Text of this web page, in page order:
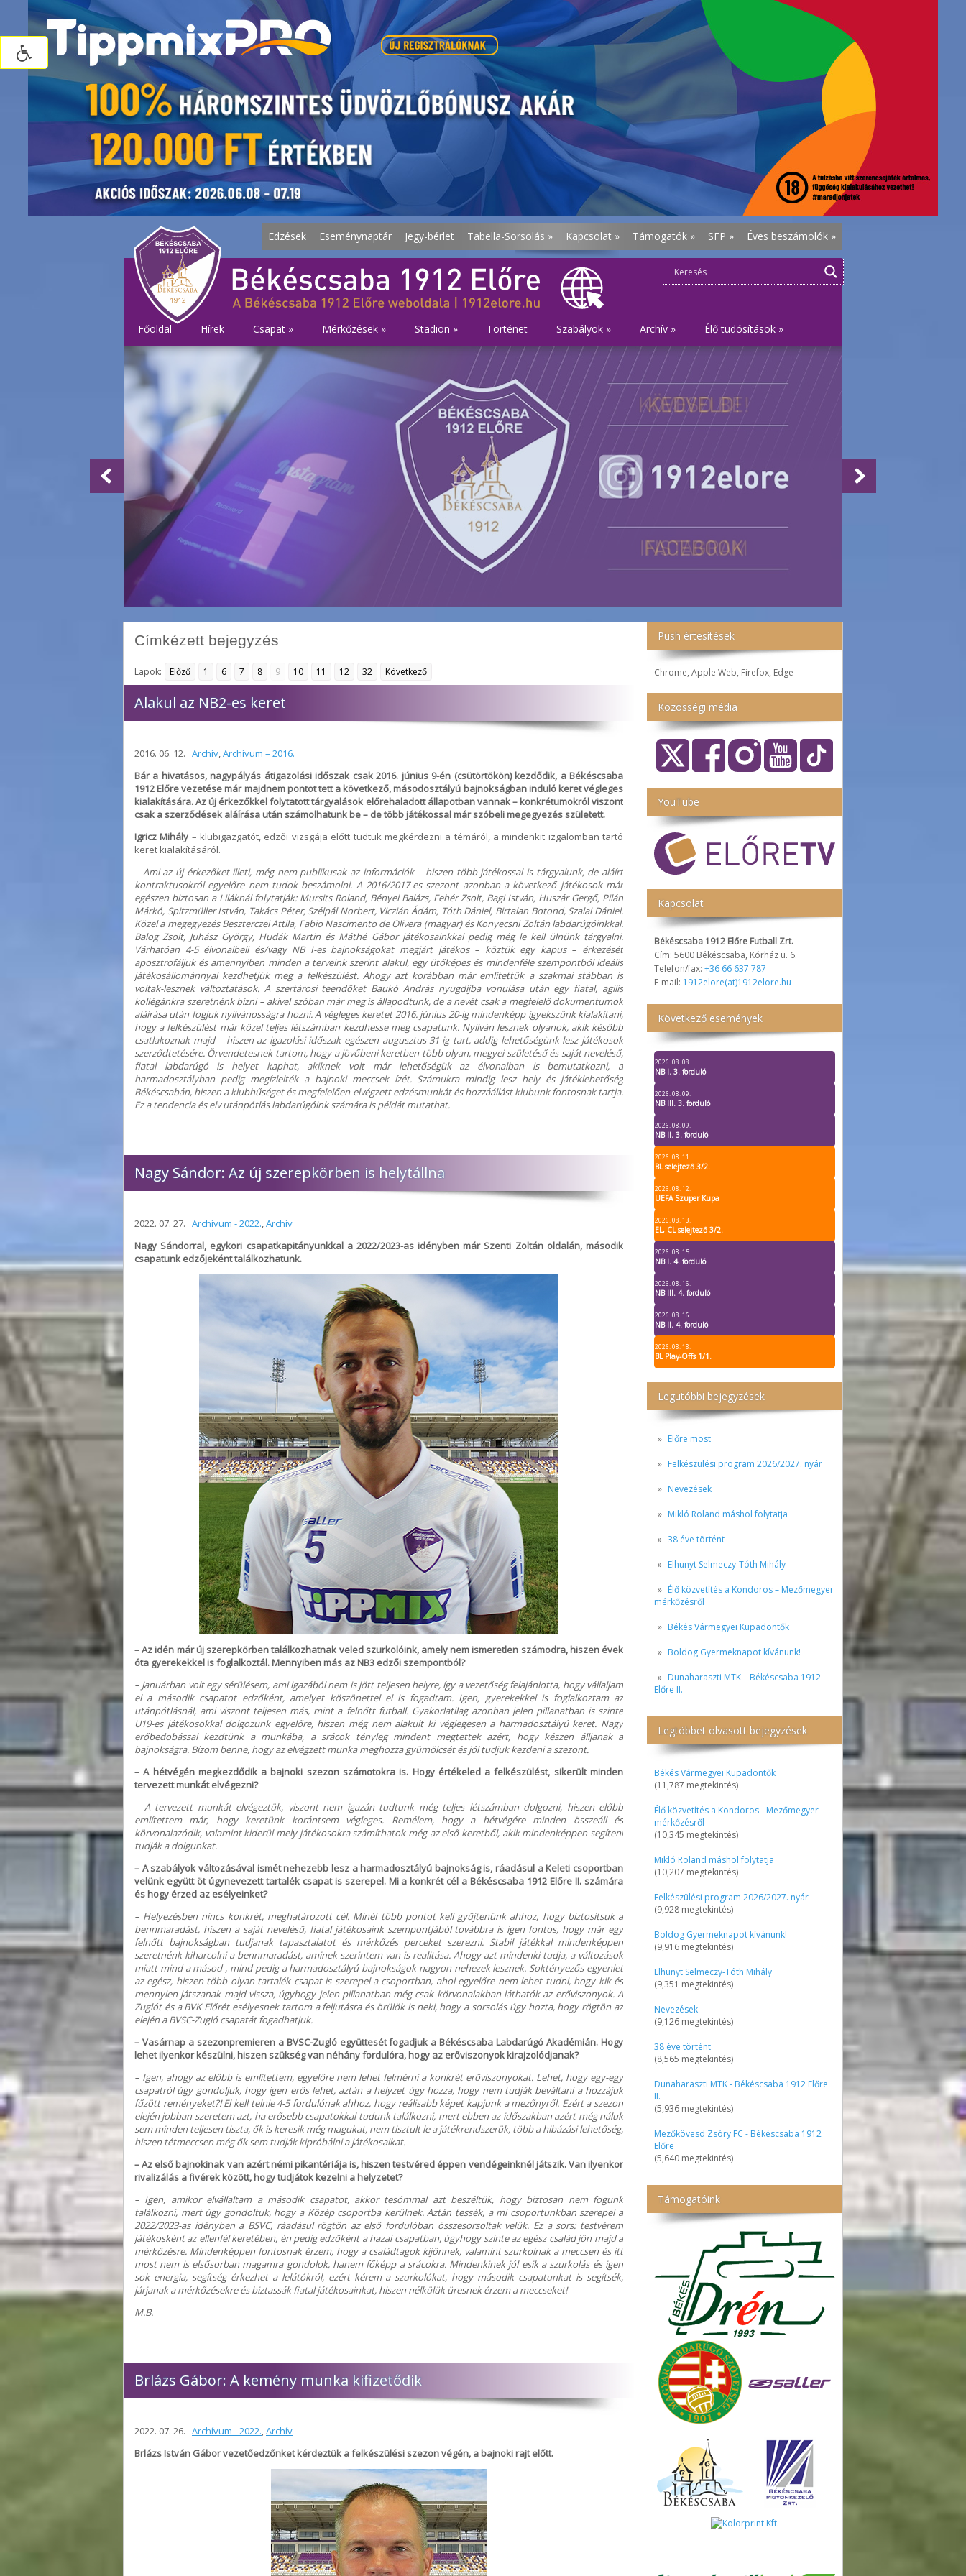
Edzések Eseménynaptár Jegy-bérlet Tabella-Sorsolás » Kapcsolat » Támogatók » SFP » Éves beszámolók »
Főoldal Hírek Csapat » Mérkőzések » Stadion » Történet Szabályok » Archív » Élő tudósítások »
Push értesítések
Chrome, Apple Web, Firefox, Edge
Közösségi média
YouTube
Kapcsolat
Békéscsaba 1912 Előre Futball Zrt.
Cím: 5600 Békéscsaba, Kórház u. 6.
Telefon/fax: +36 66 637 787
E-mail: 1912elore(at)1912elore.hu
Következő események
2026. 08. 08.
NB I. 3. forduló
2026. 08. 09.
NB III. 3. forduló
2026. 08. 09.
NB II. 3. forduló
2026. 08. 11.
BL selejtező 3/2.
2026. 08. 12.
UEFA Szuper Kupa
2026. 08. 13.
EL, CL selejtező 3/2.
2026. 08. 15.
NB I. 4. forduló
2026. 08. 16.
NB III. 4. forduló
2026. 08. 16.
NB II. 4. forduló
2026. 08. 18.
BL Play-Offs 1/1.
Legutóbbi bejegyzések
Előre most
Felkészülési program 2026/2027. nyár
Nevezések
Mikló Roland máshol folytatja
38 éve történt
Elhunyt Selmeczy-Tóth Mihály
Élő közvetítés a Kondoros – Mezőmegyer
mérkőzésről
Békés Vármegyei Kupadöntők
Boldog Gyermeknapot kívánunk!
Dunaharaszti MTK – Békéscsaba 1912
Előre II.
Legtöbbet olvasott bejegyzések
Békés Vármegyei Kupadöntők
(11,787 megtekintés)
Élő közvetítés a Kondoros - Mezőmegyer
mérkőzésről
(10,345 megtekintés)
Mikló Roland máshol folytatja
(10,207 megtekintés)
Felkészülési program 2026/2027. nyár
(9,928 megtekintés)
Boldog Gyermeknapot kívánunk!
(9,916 megtekintés)
Elhunyt Selmeczy-Tóth Mihály
(9,351 megtekintés)
Nevezések
(9,126 megtekintés)
38 éve történt
(8,565 megtekintés)
Dunaharaszti MTK - Békéscsaba 1912 Előre
II.
(5,936 megtekintés)
Mezőkövesd Zsóry FC - Békéscsaba 1912
Előre
(5,640 megtekintés)
Támogatóink
Címkézett bejegyzés
Lapok: Előző 1 6 7 8 9 10 11 12 32 Következő
Alakul az NB2-es keret
2016. 06. 12. Archív,Archívum – 2016.
Bár a hivatásos, nagypályás átigazolási időszak csak 2016. június 9-én (csütörtökön) kezdődik, a Békéscsaba
1912 Előre vezetése már majdnem pontot tett a következő, másodosztályú bajnokságban induló keret végleges
kialakítására. Az új érkezőkkel folytatott tárgyalások előrehaladott állapotban vannak – konkrétumokról viszont
csak a szerződések aláírása után számolhatunk be – de több játékossal már szóbeli megegyezés született.
Igricz Mihály – klubigazgatót, edzői vizsgája előtt tudtuk megkérdezni a témáról, a mindenkit izgalomban tartó
keret kialakításáról.
– Ami az új érkezőket illeti, még nem publikusak az információk – hiszen több játékossal is tárgyalunk, de aláírt
kontraktusokról egyelőre nem tudok beszámolni. A 2016/2017-es szezont azonban a következő játékosok már
egészen biztosan a Liláknál folytatják: Mursits Roland, Bényei Balázs, Fehér Zsolt, Bagi István, Huszár Gergő, Pilán
Márkó, Spitzmüller István, Takács Péter, Szélpál Norbert, Viczián Ádám, Tóth Dániel, Birtalan Botond, Szalai Dániel.
Közel a megegyezés Beszterczei Attila, Fabio Nascimento de Olivera (magyar) és Konyecsni Zoltán labdarúgóinkkal.
Balog Zsolt, Juhász György, Hudák Martin és Máthé Gábor játékosainkkal pedig még le kell ülnünk tárgyalni.
Várhatóan 4-5 élvonalbeli és/vagy NB I-es bajnokságokat megjárt játékos – köztük egy kapus – érkezését
aposztrofáljuk és amennyiben minden a terveink szerint alakul, egy ütőképes és mindenféle szempontból ideális
játékosállománnyal kezdhetjük meg a felkészülést. Ahogy azt korábban már említettük a szakmai stábban is
voltak-lesznek változtatások. A szertárosi teendőket Baukó András nyugdíjba vonulása után egy fiatal, agilis
kollégánkra szeretnénk bízni – akivel szóban már meg is állapodtunk, de a nevét csak a megfelelő dokumentumok
aláírása után fogjuk nyilvánosságra hozni. A végleges keretet 2016. június 20-ig mindenképp igyekszünk kialakítani,
hogy a felkészülést már közel teljes létszámban kezdhesse meg csapatunk. Nyilván lesznek olyanok, akik később
csatlakoznak majd – hiszen az igazolási időszak egészen augusztus 31-ig tart, addig lehetőségünk lesz játékosok
szerződtetésére. Örvendetesnek tartom, hogy a jövőbeni keretben több olyan, megyei születésű és saját nevelésű,
fiatal labdarúgó is helyet kaphat, akiknek volt már lehetőségük az élvonalban is bemutatkozni, a
harmadosztályban pedig megízlelték a bajnoki meccsek ízét. Számukra mindig lesz hely és játéklehetőség
Békéscsabán, hiszen a klubhűséget és megfelelően elvégzett edzésmunkát és hozzáállást klubunk fontosnak tartja.
Ez a tendencia és elv utánpótlás labdarúgóink számára is példát mutathat.
Nagy Sándor: Az új szerepkörben is helytállna
2022. 07. 27. Archívum - 2022.,Archív
Nagy Sándorral, egykori csapatkapitányunkkal a 2022/2023-as idényben már Szenti Zoltán oldalán, második
csapatunk edzőjeként találkozhatunk.
– Az idén már új szerepkörben találkozhatnak veled szurkolóink, amely nem ismeretlen számodra, hiszen évek
óta gyerekekkel is foglalkoztál. Mennyiben más az NB3 edzői szempontból?
– Januárban volt egy sérülésem, ami igazából nem is jött teljesen helyre, így a vezetőség felajánlotta, hogy vállaljam
el a második csapatot edzőként, amelyet köszönettel el is fogadtam. Igen, gyerekekkel is foglalkoztam az
utánpótlásnál, ami viszont teljesen más, mint a felnőtt futball. Gyakorlatilag azonban jelen pillanatban is szinte
U19-es játékosokkal dolgozunk egyelőre, hiszen még nem alakult ki véglegesen a harmadosztályú keret. Nagy
erőbedobással kezdtünk a munkába, a srácok tényleg mindent megtettek azért, hogy készen álljanak a
bajnokságra. Bízom benne, hogy az elvégzett munka meghozza gyümölcsét és jól tudjuk kezdeni a szezont.
– A hétvégén megkezdődik a bajnoki szezon számotokra is. Hogy értékeled a felkészülést, sikerült minden
tervezett munkát elvégezni?
– A tervezett munkát elvégeztük, viszont nem igazán tudtunk még teljes létszámban dolgozni, hiszen előbb
említettem már, hogy keretünk korántsem végleges. Remélem, hogy a hétvégére minden összeáll és
körvonalazódik, valamint kiderül mely játékosokra számíthatok még az első keretből, akik mindenképpen segíteni
tudják a dolgunkat.
– A szabályok változásával ismét nehezebb lesz a harmadosztályú bajnokság is, ráadásul a Keleti csoportban
velünk együtt öt úgynevezett tartalék csapat is szerepel. Mi a konkrét cél a Békéscsaba 1912 Előre II. számára
és hogy érzed az esélyeinket?
– Helyezésben nincs konkrét, meghatározott cél. Minél több pontot kell gyűjtenünk ahhoz, hogy biztosítsuk a
bennmaradást, hiszen a saját nevelésű, fiatal játékosaink szempontjából továbbra is igen fontos, hogy már egy
felnőtt bajnokságban tudjanak tapasztalatot és mérkőzés perceket szerezni. Stabil játékkal mindenképpen
szeretnénk kiharcolni a bennmaradást, aminek szerintem van is realitása. Ahogy azt mindenki tudja, a változások
miatt mind a másod-, mind pedig a harmadosztályú bajnokságok nagyon nehezek lesznek. Soktényezős egyenlet
az egész, hiszen több olyan tartalék csapat is szerepel a csoportban, ahol egyelőre nem lehet tudni, hogy kik és
mennyien játszanak majd vissza, úgyhogy jelen pillanatban még csak körvonalakban láthatók az erőviszonyok. A
Zuglót és a BVK Előrét esélyesnek tartom a feljutásra és örülök is neki, hogy a sorsolás úgy hozta, hogy rögtön az
elején a BVSC-Zugló csapatát fogadhatjuk.
– Vasárnap a szezonpremieren a BVSC-Zugló együttesét fogadjuk a Békéscsaba Labdarúgó Akadémián. Hogy
lehet ilyenkor készülni, hiszen szükség van néhány fordulóra, hogy az erőviszonyok kirajzolódjanak?
– Igen, ahogy az előbb is említettem, egyelőre nem lehet felmérni a konkrét erőviszonyokat. Lehet, hogy egy-egy
csapatról úgy gondoljuk, hogy igen erős lehet, aztán a helyzet úgy hozza, hogy nem tudják beváltani a hozzájuk
fűzött reményeket?! El kell telnie 4-5 fordulónak ahhoz, hogy reálisabb képet kapjunk a mezőnyről. Ezért a szezon
elején jobban szeretem azt, ha erősebb csapatokkal tudunk találkozni, mert ebben az időszakban azért még náluk
sem minden teljesen tiszta, ők is keresik még magukat, nem tisztult le a játékrendszerük, több a hibázási lehetőség,
hiszen tétmeccsen még ők sem tudják kipróbálni a játékosaikat.
– Az első bajnokinak van azért némi pikantériája is, hiszen testvéred éppen vendégeinknél játszik. Van ilyenkor
rivalizálás a fivérek között, hogy tudjátok kezelni a helyzetet?
– Igen, amikor elvállaltam a második csapatot, akkor tesómmal azt beszéltük, hogy biztosan nem fogunk
találkozni, mert úgy gondoltuk, hogy a Közép csoportba kerülnek. Aztán tessék, a mi csoportunkban szerepel a
2022/2023-as idényben a BSVC, ráadásul rögtön az első fordulóban összesorsoltak velük. Ez a sors: testvérem
játékosként az ellenfél keretében, én pedig edzőként a hazai csapatban, úgyhogy szinte az egész család jön majd a
mérkőzésre. Mindenképpen fontosnak érzem, hogy a családtagok kijönnek, valamint szurkolnak a meccsen és itt
most nem is elsősorban magamra gondolok, hanem főképp a srácokra. Mindenkinek jól esik a szurkolás és igen
sok energia, segítség érkezhet a lelátókról, ezért kérem a szurkolókat, hogy második csapatunkat is segítsék,
járjanak a mérkőzésekre és biztassák fiatal játékosainkat, hiszen nélkülük üresnek érzem a meccseket!
M.B.
Brlázs Gábor: A kemény munka kifizetődik
2022. 07. 26. Archívum - 2022.,Archív
Brlázs István Gábor vezetőedzőnket kérdeztük a felkészülési szezon végén, a bajnoki rajt előtt.